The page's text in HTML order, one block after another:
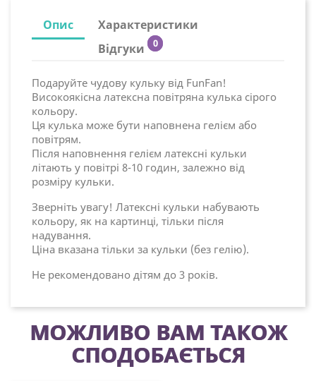
Опис
Характеристики
Відгуки
0
Подаруйте чудову кульку від FunFan!
Високоякісна латексна повітряна кулька сірого
кольору.
Ця кулька може бути наповнена гелієм або
повітрям.
Після наповнення гелієм латексні кульки
літають у повітрі 8-10 годин, залежно від
розміру кульки.
Зверніть увагу! Латексні кульки набувають
кольору, як на картинці, тільки після
надування.
Ціна вказана тільки за кульки (без гелію).
Не рекомендовано дітям до 3 років.
МОЖЛИВО ВАМ ТАКОЖ
СПОДОБАЄТЬСЯ